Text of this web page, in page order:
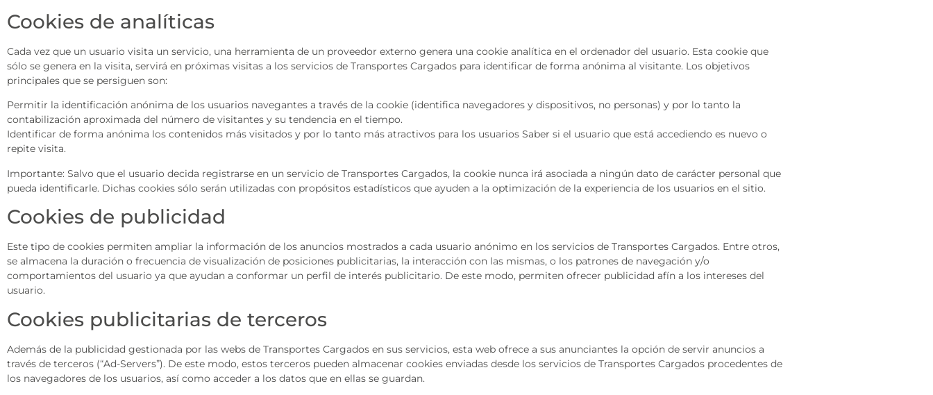
Cookies de analíticas
Cada vez que un usuario visita un servicio, una herramienta de un proveedor externo genera una cookie analítica en el ordenador del usuario. Esta cookie que
sólo se genera en la visita, servirá en próximas visitas a los servicios de Transportes Cargados para identificar de forma anónima al visitante. Los objetivos
principales que se persiguen son:
Permitir la identificación anónima de los usuarios navegantes a través de la cookie (identifica navegadores y dispositivos, no personas) y por lo tanto la
contabilización aproximada del número de visitantes y su tendencia en el tiempo.
Identificar de forma anónima los contenidos más visitados y por lo tanto más atractivos para los usuarios Saber si el usuario que está accediendo es nuevo o
repite visita.
Importante: Salvo que el usuario decida registrarse en un servicio de Transportes Cargados, la cookie nunca irá asociada a ningún dato de carácter personal que
pueda identificarle. Dichas cookies sólo serán utilizadas con propósitos estadísticos que ayuden a la optimización de la experiencia de los usuarios en el sitio.
Cookies de publicidad
Este tipo de cookies permiten ampliar la información de los anuncios mostrados a cada usuario anónimo en los servicios de Transportes Cargados. Entre otros,
se almacena la duración o frecuencia de visualización de posiciones publicitarias, la interacción con las mismas, o los patrones de navegación y/o
comportamientos del usuario ya que ayudan a conformar un perfil de interés publicitario. De este modo, permiten ofrecer publicidad afín a los intereses del
usuario.
Cookies publicitarias de terceros
Además de la publicidad gestionada por las webs de Transportes Cargados en sus servicios, esta web ofrece a sus anunciantes la opción de servir anuncios a
través de terceros (“Ad-Servers”). De este modo, estos terceros pueden almacenar cookies enviadas desde los servicios de Transportes Cargados procedentes de
los navegadores de los usuarios, así como acceder a los datos que en ellas se guardan.